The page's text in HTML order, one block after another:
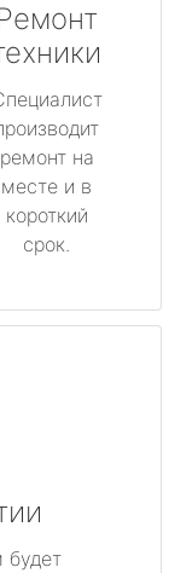
ремонт на
месте и в
короткий
срок.
будет